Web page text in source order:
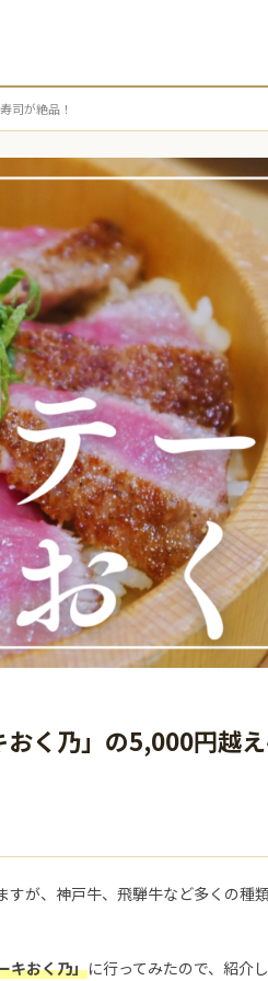
司が絶品！
く乃」の5,000円越
が、神戸牛、飛騨牛など多くの種
キおく乃」に行ってみたので、紹介